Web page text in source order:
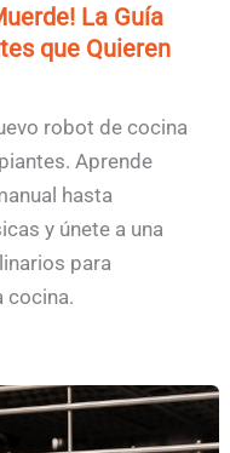
La Guía
que Quieren
robot de cocina
Aprende
hasta
y únete a una
para
cocina.